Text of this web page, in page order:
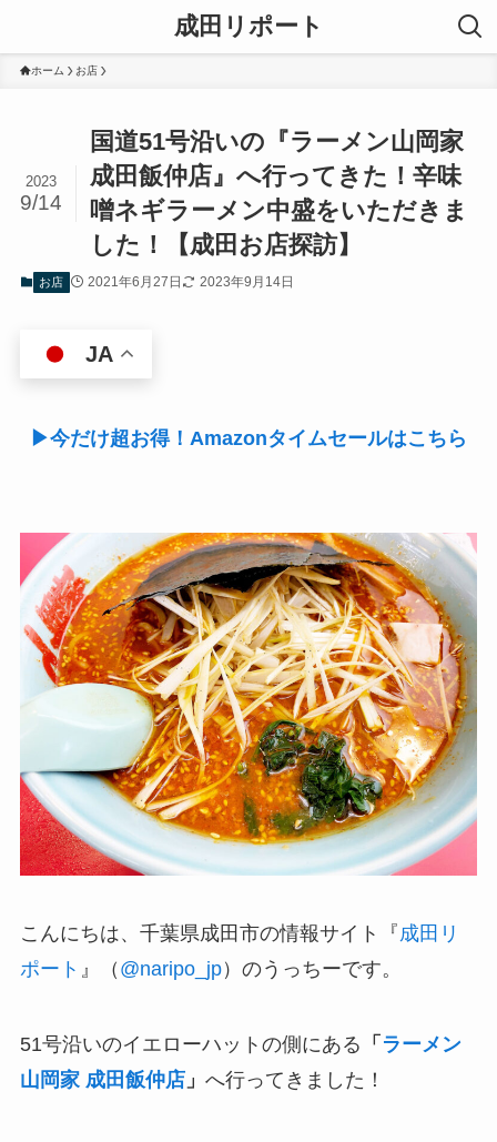
成田リポート
ホーム お店
国道51号沿いの『ラーメン山岡家
成田飯仲店』へ行ってきた！辛味
噌ネギラーメン中盛をいただきま
した！【成田お店探訪】
2023
9/14
お店 2021年6月27日 2023年9月14日
JA
▶今だけ超お得！Amazonタイムセールはこちら
こんにちは、千葉県成田市の情報サイト『成田リ
ポート 』（ @naripo_jp）のうっちーです。
51号沿いのイエローハットの側にある 「 ラーメン
山岡家 成田飯仲店」 へ行ってきました！